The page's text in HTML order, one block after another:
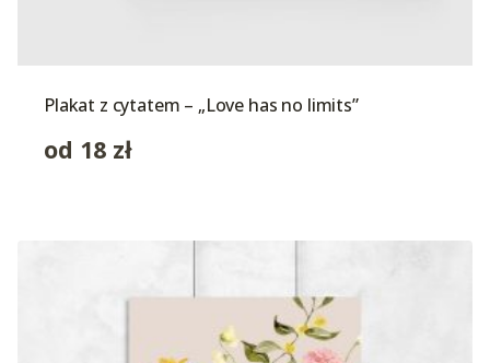
Plakat z cytatem – „Love has no limits”
od 18 zł